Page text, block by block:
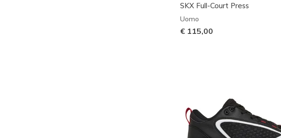
SKX Full-Court Press
Uomo
€ 115,00